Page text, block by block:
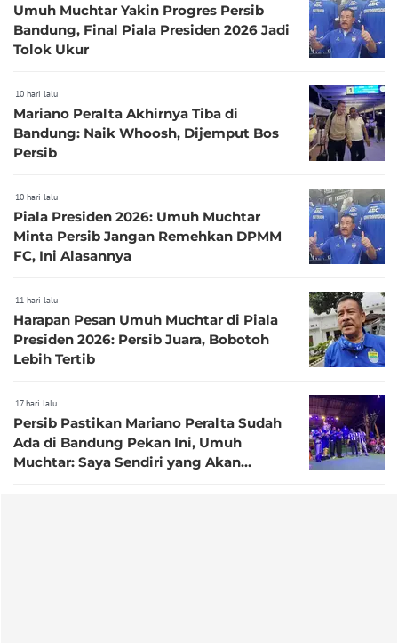
Umuh Muchtar Yakin Progres Persib
Bandung, Final Piala Presiden 2026 Jadi
Tolok Ukur
10 hari lalu
Mariano Peralta Akhirnya Tiba di
Bandung: Naik Whoosh, Dijemput Bos
Persib
10 hari lalu
Piala Presiden 2026: Umuh Muchtar
Minta Persib Jangan Remehkan DPMM
FC, Ini Alasannya
11 hari lalu
Harapan Pesan Umuh Muchtar di Piala
Presiden 2026: Persib Juara, Bobotoh
Lebih Tertib
17 hari lalu
Persib Pastikan Mariano Peralta Sudah
Ada di Bandung Pekan Ini, Umuh
Muchtar: Saya Sendiri yang Akan